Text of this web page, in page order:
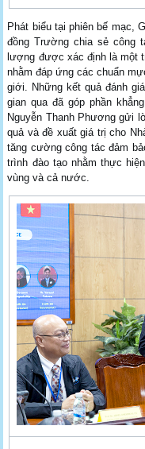
Phát biểu tại phiên bế mạc,
đồng Trường chia sẻ công
lượng được xác định là một
nhằm đáp ứng các chuẩn
giới. Những kết quả đánh
gian qua đã góp phần
Nguyễn Thanh Phương gửi
quả và đề xuất giá trị cho
tăng cường công tác đảm
trình đào tạo nhằm thực
vùng và cả nước.